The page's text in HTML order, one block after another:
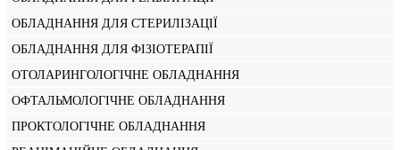
ОБЛАДНАННЯ ДЛЯ СТЕРИЛІЗАЦІЇ
ОБЛАДНАННЯ ДЛЯ ФІЗІОТЕРАПІЇ
ОТОЛАРИНГОЛОГІЧНЕ ОБЛАДНАННЯ
ОФТАЛЬМОЛОГІЧНЕ ОБЛАДНАННЯ
ПРОКТОЛОГІЧНЕ ОБЛАДНАННЯ